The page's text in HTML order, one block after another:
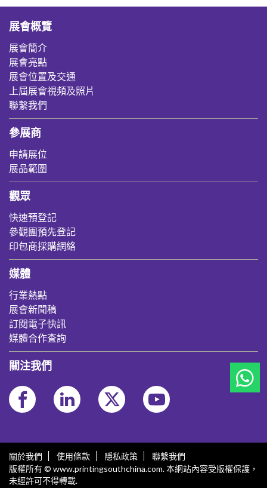
展會概覽
展會簡介
展會亮點
展會位置及交通
上屆展會視頻及照片
聯繫我們
參展商
申請展位
展品範圍
觀眾
快速預登記
參觀團預先登記
印包商採購網絡
媒體
行業熱點
展會新聞稿
訂閱電子快訊
媒體合作査詢
關注我們
關於我們 使用條款 隱私政策
聯繫我們
版權所有 © www.printingsouthchina.com. 本網站內容受版權保護，
未經許可不得轉載.